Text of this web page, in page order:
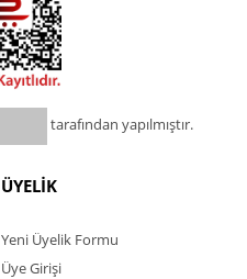
tarafından yapılmıştır.
ÜYELİK
Yeni Üyelik Formu
Üye Girişi